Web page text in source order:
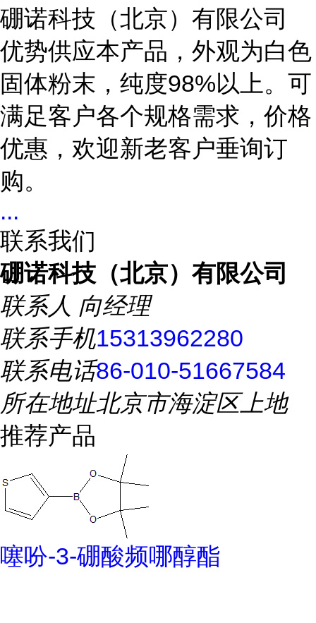
硼诺科技（北京）有限公司
优势供应本产品，外观为白色
固体粉末，纯度98%以上。可
满足客户各个规格需求，价格
优惠，欢迎新老客户垂询订
购。
...
联系我们
硼诺科技（北京）有限公司
联系人 向经理
联系手机15313962280
联系电话86-010-51667584
所在地址北京市海淀区上地
推荐产品
噻吩-3-硼酸频哪醇酯